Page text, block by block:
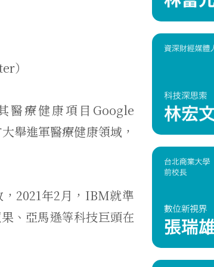
）
醫療健康項目Google
舉進軍醫療健康領域，
2021年2月，IBM就準
、亞馬遜等科技巨頭在